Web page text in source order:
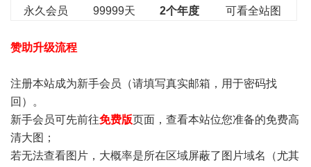
永久会员
99999天 2个年度 可看全站图
赞助升级流程
注册本站成为新手会员 （请填写真实邮箱，用于密码找
回）。
新手会员可先前往免费版页面，查看本站位您准备的免费高
清大图；
若无法查看图片，大概率是所在区域屏蔽了图片域名（尤其